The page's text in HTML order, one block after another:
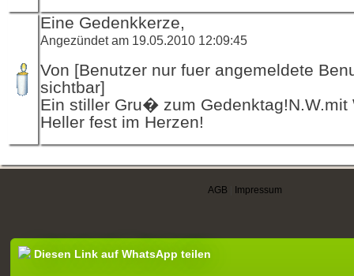
Eine Gedenkkerze,
Angezündet am 19.05.2010 12:09:45
Von [Benutzer nur fuer angemeldete
sichtbar]
Ein stiller Gru� zum Gedenktag!N.W.mit
Heller fest im Herzen!
AGB Impressum
Diesen Link auf WhatsApp teilen